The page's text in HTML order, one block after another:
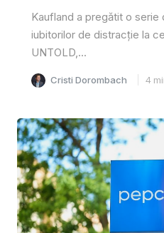
Kaufland a pregătit o
iubitorilor de distracție la
UNTOLD,...
Cristi Dorombach 4